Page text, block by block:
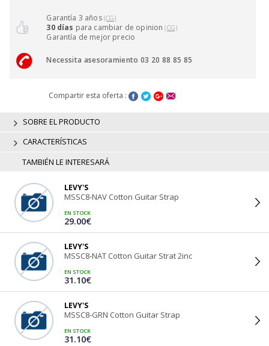
Garantía 3 años (CG)
30 días para cambiar de opinion(CG)
Garantía de mejor precio
Necessita asesoramiento 03 20 88 85 85
Compartir esta oferta :
SOBRE EL PRODUCTO
CARACTERÍSTICAS
TAMBIÉN LE INTERESARÁ
LEVY'S
MSSC8-NAV Cotton Guitar Strap
EN STOCK
29.00€
LEVY'S
MSSC8-NAT Cotton Guitar Strat 2inc
EN STOCK
31.10€
LEVY'S
MSSC8-GRN Cotton Guitar Strap
EN STOCK
31.10€